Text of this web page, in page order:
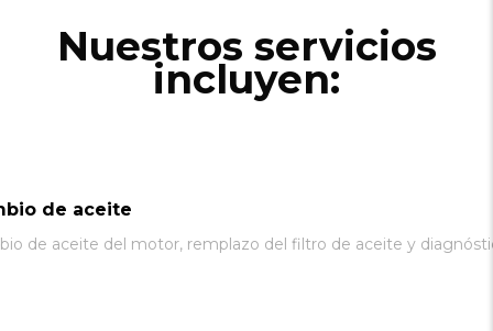
Nuestros servicios
incluyen:
de aceite
de aceite del motor, remplazo del filtro de aceite y